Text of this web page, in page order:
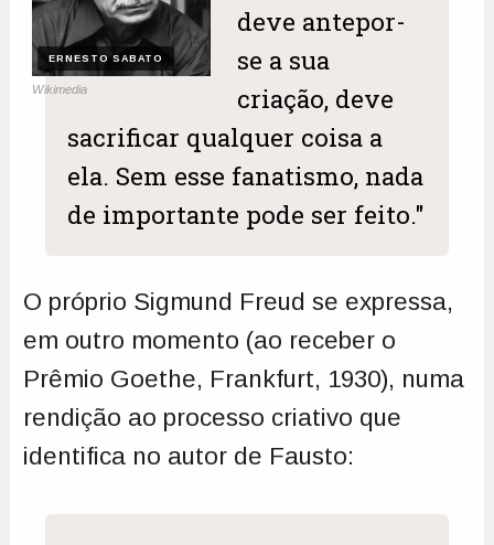
ERNESTO SABATO
Wikimedia
deve antepor-
se a sua
criação, deve
sacrificar qualquer coisa a
ela. Sem esse fanatismo, nada
de importante pode ser feito."
O próprio Sigmund Freud se expressa,
em outro momento (ao receber o
Prêmio Goethe, Frankfurt, 1930), numa
rendição ao processo criativo que
identifica no autor de Fausto: